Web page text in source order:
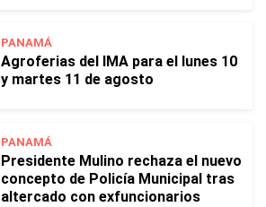
PANAMÁ
Agroferias del IMA para el lunes 10
y martes 11 de agosto
PANAMÁ
Presidente Mulino rechaza el nuevo
concepto de Policía Municipal tras
altercado con exfuncionarios